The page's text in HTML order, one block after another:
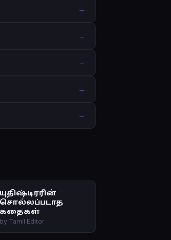
→
→
→
→
→
யுதிஷ்டிரரின்
சொல்லப்படாத
கதைகள்
by Tamil Editor